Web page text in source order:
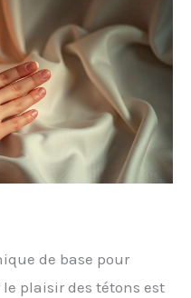
de base pour
plaisir des tétons est